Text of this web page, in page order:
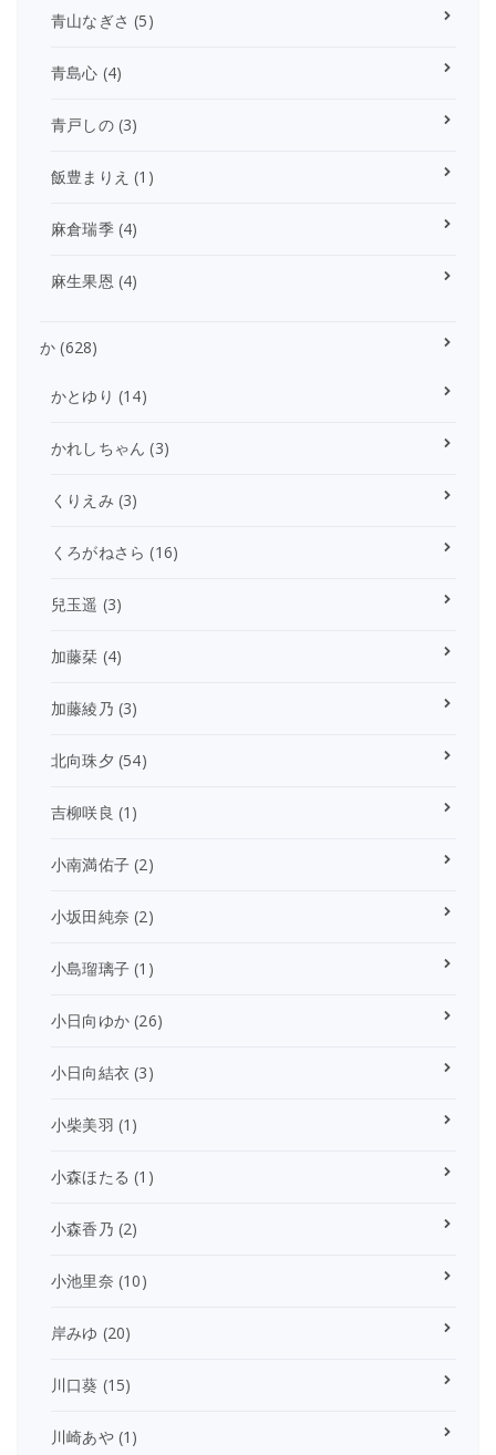
青山なぎさ (5)
青島心 (4)
青戸しの(3)
飯豊まりえ (1)
麻倉瑞季(4)
麻生果恩 (4)
か (628)
かとゆり (14)
かれしちゃん (3)
くりえみ (3)
くろがねさら (16)
兒玉遥 (3)
加藤栞 (4)
加藤綾乃 (3)
北向珠夕 (54)
吉柳咲良 (1)
小南満佑子 (2)
小坂田純奈 (2)
小島瑠璃子 (1)
小日向ゆか (26)
小日向結衣 (3)
小柴美羽 (1)
小森ほたる (1)
小森香乃 (2)
小池里奈 (10)
岸みゆ (20)
川口葵 (15)
川崎あや(1)